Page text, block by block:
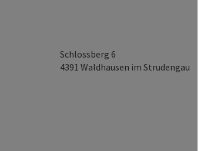
Schlossberg 6
4391 Waldhausen im Strudengau